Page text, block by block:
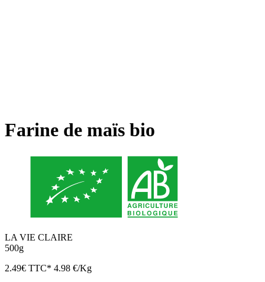
Farine de maïs bio
LA VIE CLAIRE
500g
2.49€ TTC* 4.98 €/Kg